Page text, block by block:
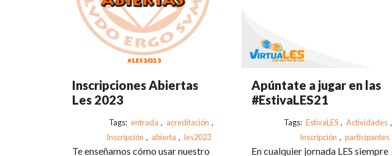
Inscripciones Abiertas
Les 2023
Tags: entrada , acreditación ,
Inscripción , abierta , les2023
Te enseñamos cómo usar nuestro
Apúntate a jugar en las
#EstivaLES21
Tags: EstivaLES , Actividades ,
Inscripción , participantes
En cualquier jornada LES siempre